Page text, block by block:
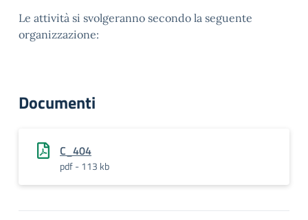
Le attività si svolgeranno secondo la seguente
organizzazione:
Documenti
C_404
pdf - 113 kb